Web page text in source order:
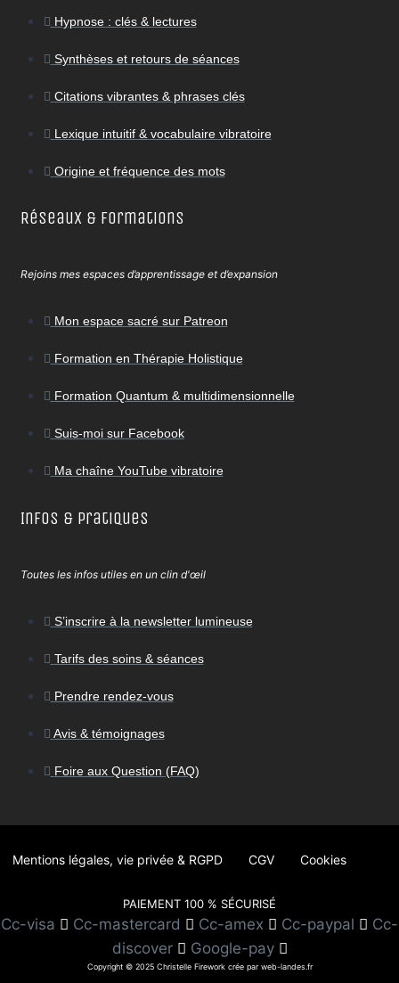
Hypnose : clés & lectures
Synthèses et retours de séances
Citations vibrantes & phrases clés
Lexique intuitif & vocabulaire vibratoire
Origine et fréquence des mots
Réseaux & Formations
Rejoins mes espaces d’apprentissage et d’expansion
Mon espace sacré sur Patreon
Formation en Thérapie Holistique
Formation Quantum & multidimensionnelle
Suis-moi sur Facebook
Ma chaîne YouTube vibratoire
Infos & Pratiques
Toutes les infos utiles en un clin d'œil
S’inscrire à la newsletter lumineuse
Tarifs des soins & séances
Prendre rendez-vous
Avis & témoignages
Foire aux Question (FAQ)
Mentions légales, vie privée & RGPD CGV Cookies
PAIEMENT 100 % SÉCURISÉ
Cc-visa Cc-mastercard Cc-amex Cc-paypal
Cc-
discover
Google-pay
Copyright © 2025 Christelle Firework crée par web-landes.fr